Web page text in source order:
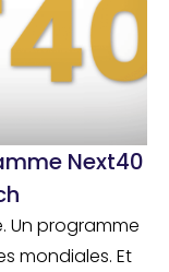
Next40
Un programme
mondiales. Et